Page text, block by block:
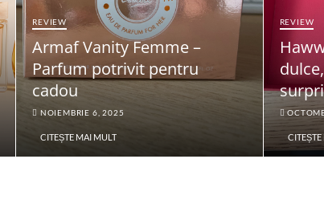
REVIEW
Armaf Vanity Femme –
Parfum potrivit pentru
cadou
NOIEMBRIE 6, 2025
CITEȘTE MAI MULT
REVIEW